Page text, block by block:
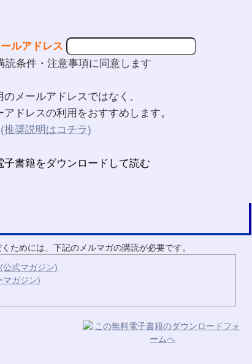
ールアドレス
読条件・注意事項に同意します
メールアドレスではなく、
ドレスの利用をおすすめします。
(推奨説明はコチラ)
ためには、下記のメルマガの購読が必要です。
公式マガジン)
マガジン)